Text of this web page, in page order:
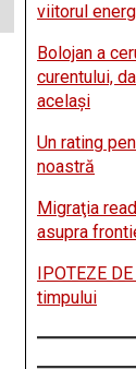
viitorul
Bolojan a
curentului,
acelaşi
Un rating
noastră
Migraţia
asupra
IPOTEZE
timpului